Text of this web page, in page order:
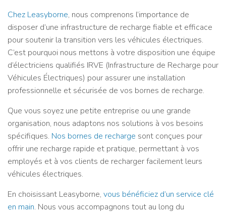
Chez Leasyborne, nous comprenons l’importance de
disposer d’une infrastructure de recharge fiable et efficace
pour soutenir la transition vers les véhicules électriques.
C’est pourquoi nous mettons à votre disposition une équipe
d’électriciens qualifiés IRVE (Infrastructure de Recharge pour
Véhicules Électriques) pour assurer une installation
professionnelle et sécurisée de vos bornes de recharge.
Que vous soyez une petite entreprise ou une grande
organisation, nous adaptons nos solutions à vos besoins
spécifiques. Nos bornes de recharge sont conçues pour
offrir une recharge rapide et pratique, permettant à vos
employés et à vos clients de recharger facilement leurs
véhicules électriques.
En choisissant Leasyborne, vous bénéficiez d’un service clé
en main. Nous vous accompagnons tout au long du